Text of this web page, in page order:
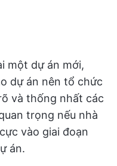
một dự án mới,
dự án nên tổ chức
và thống nhất các
trọng nếu nhà
vào giai đoạn
án.